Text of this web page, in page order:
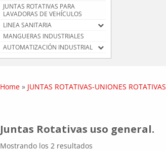
JUNTAS ROTATIVAS PARA
LAVADORAS DE VEHÍCULOS
LINEA SANITARIA
MANGUERAS INDUSTRIALES
AUTOMATIZACIÓN INDUSTRIAL
Home » JUNTAS ROTATIVAS-UNIONES ROTATIVAS
Juntas Rotativas uso general.
Mostrando los 2 resultados